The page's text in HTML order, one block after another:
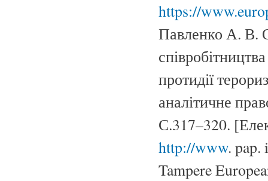
https://
Павленко А. В.
протидії
аналітичне
С.317–320.
http://www. pap.
Tampere